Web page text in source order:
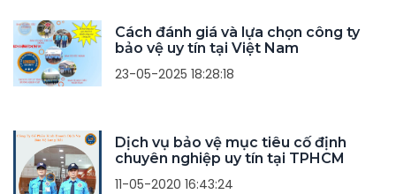
Cách đánh giá và lựa chọn công ty
bảo vệ uy tín tại Việt Nam
23-05-2025 18:28:18
Dịch vụ bảo vệ mục tiêu cố định
chuyên nghiệp uy tín tại TPHCM
11-05-2020 16:43:24